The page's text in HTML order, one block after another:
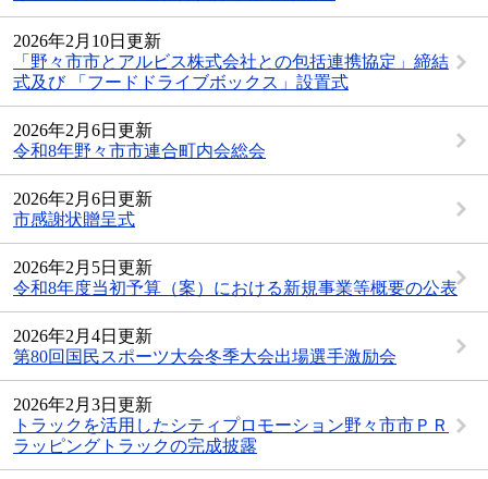
2026年2月10日更新
「野々市市とアルビス株式会社との包括連携協定」締結
式及び 「フードドライブボックス」設置式
2026年2月6日更新
令和8年野々市市連合町内会総会
2026年2月6日更新
市感謝状贈呈式
2026年2月5日更新
令和8年度当初予算（案）における新規事業等概要の公表
2026年2月4日更新
第80回国民スポーツ大会冬季大会出場選手激励会
2026年2月3日更新
トラックを活用したシティプロモーション野々市市ＰＲ
ラッピングトラックの完成披露